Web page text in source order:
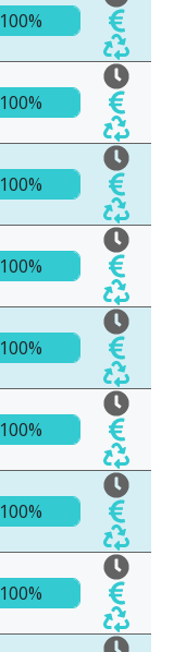
100%
100%
100%
100%
100%
100%
100%
100%